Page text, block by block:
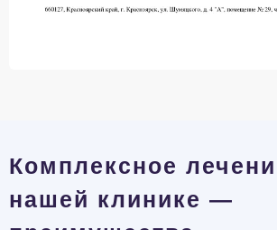
Комплексное
нашей клинике —